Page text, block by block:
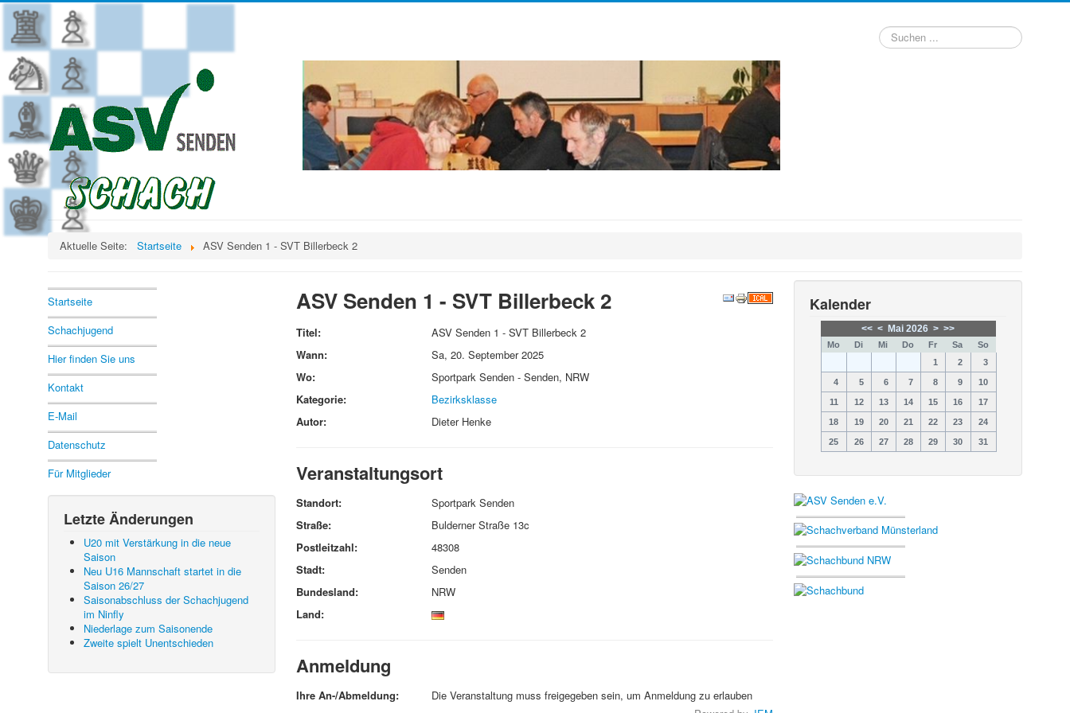
Suchen
...
Aktuelle Seite: Startseite ASV Senden 1 - SVT Billerbeck 2
Startseite
Schachjugend
Hier finden Sie uns
Kontakt
E-Mail
Datenschutz
Für Mitglieder
Letzte Änderungen
U20 mit Verstärkung in die neue
Saison
Neu U16 Mannschaft startet in die
Saison 26/27
Saisonabschluss der Schachjugend
im Ninfly
Niederlage zum Saisonende
Zweite spielt Unentschieden
ASV Senden 1 - SVT Billerbeck 2
Titel:
ASV Senden 1 - SVT Billerbeck 2
Wann:
Sa, 20. September 2025
Wo:
Sportpark Senden - Senden, NRW
Kategorie:
Bezirksklasse
Autor:
Dieter Henke
Veranstaltungsort
Standort:
Sportpark Senden
Straße:
Bulderner Straße 13c
Postleitzahl:
48308
Stadt:
Senden
Bundesland:
NRW
Land:
Anmeldung
Ihre An-/Abmeldung:
Die Veranstaltung muss freigegeben sein, um Anmeldung zu erlauben
Kalender
<< < Mai 2026 > >>
Mo Di Mi Do Fr Sa
So
1
2 3
4 5 6 7 8 9 10
11 12 13 14 15 16 17
18 19 20 21 22 23 24
25 26 27 28 29 30 31